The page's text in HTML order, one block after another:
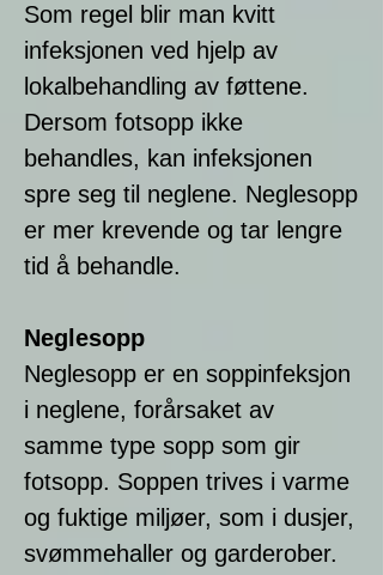
Som regel blir man kvitt
infeksjonen ved hjelp av
lokalbehandling av føttene.
Dersom fotsopp ikke
behandles, kan infeksjonen
spre seg til neglene. Neglesopp
er mer krevende og tar lengre
tid å behandle.
Neglesopp
Neglesopp er en soppinfeksjon
i neglene, forårsaket av
samme type sopp som gir
fotsopp. Soppen trives i varme
og fuktige miljøer, som i dusjer,
svømmehaller og garderober.